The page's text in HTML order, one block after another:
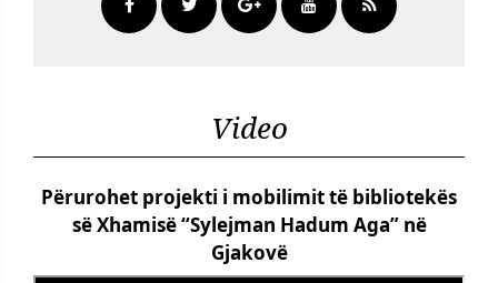
Video
Përurohet projekti i mobilimit të bibliotekës
së Xhamisë “Sylejman Hadum Aga” në
Gjakovë